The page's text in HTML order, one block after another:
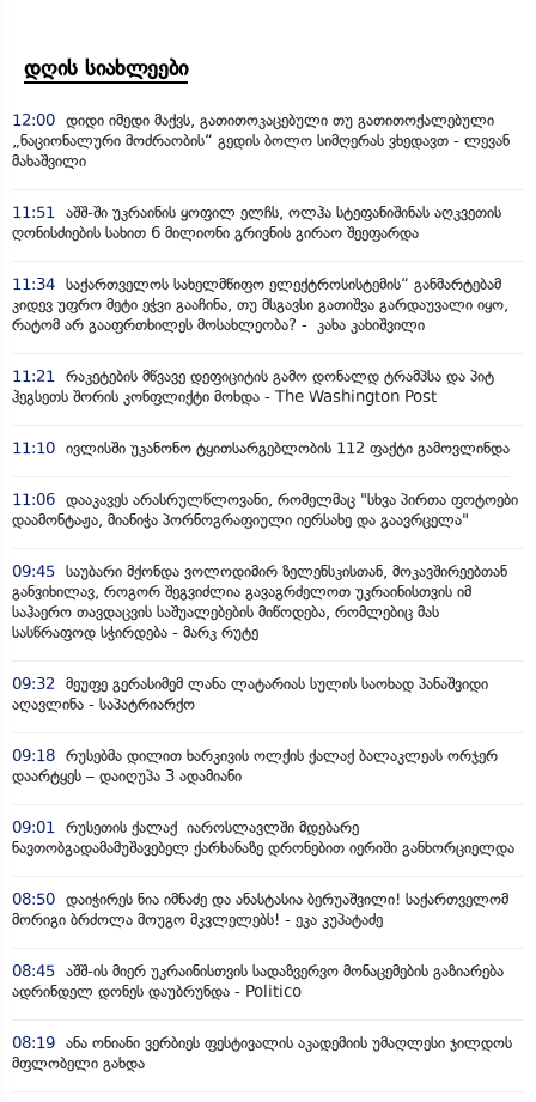
დღის სიახლეები
12:00 დიდი იმედი მაქვს, გათითოკაცებული თუ გათითოქალებული
„ნაციონალური მოძრაობის“ გედის ბოლო სიმღერას ვხედავთ - ლევან
მახაშვილი
11:51
აშშ-ში უკრაინის ყოფილ ელჩს, ოლჰა სტეფანიშინას აღკვეთის
ღონისძიების სახით 6 მილიონი გრივნის გირაო შეეფარდა
11:34 საქართველოს სახელმწიფო ელექტროსისტემის“ განმარტებამ
კიდევ უფრო მეტი ეჭვი გააჩინა, თუ მსგავსი გათიშვა გარდაუვალი იყო,
რატომ არ გააფრთხილეს მოსახლეობა? - კახა კახიშვილი
11:21
რაკეტების მწვავე დეფიციტის გამო დონალდ ტრამპსა და პიტ
ჰეგსეთს შორის კონფლიქტი მოხდა - The Washington Post
11:10 ივლისში უკანონო ტყითსარგებლობის 112 ფაქტი გამოვლინდა
11:06 დააკავეს არასრულწლოვანი, რომელმაც "სხვა პირთა ფოტოები
დაამონტაჟა, მიანიჭა პორნოგრაფიული იერსახე და გაავრცელა"
09:45 საუბარი მქონდა ვოლოდიმირ ზელენსკისთან, მოკავშირეებთან
განვიხილავ, როგორ შეგვიძლია გავაგრძელოთ უკრაინისთვის იმ
საჰაერო თავდაცვის საშუალებების მიწოდება, რომლებიც მას
სასწრაფოდ სჭირდება - მარკ რუტე
09:32
მეუფე გერასიმემ ლანა ლატარიას სულის საოხად პანაშვიდი
აღავლინა - საპატრიარქო
09:18 რუსებმა დილით ხარკივის ოლქის ქალაქ ბალაკლეას ორჯერ
დაარტყეს – დაიღუპა 3 ადამიანი
09:01
რუსეთის ქალაქ იაროსლავლში მდებარე
ნავთობგადამამუშავებელ ქარხანაზე დრონებით იერიში განხორციელდა
08:50 დაიჭირეს ნია იმნაძე და ანასტასია ბერუაშვილი! საქართველომ
მორიგი ბრძოლა მოუგო მკვლელებს! - ეკა კუპატაძე
08:45 აშშ-ის მიერ უკრაინისთვის სადაზვერვო მონაცემების გაზიარება
ადრინდელ დონეს დაუბრუნდა - Politico
08:19 ანა ონიანი ვერბიეს ფესტივალის აკადემიის უმაღლესი ჯილდოს
მფლობელი გახდა